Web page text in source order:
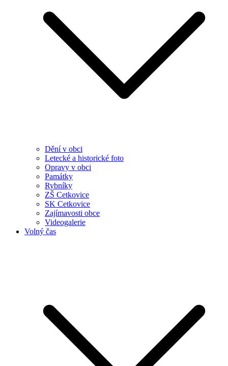
Dění v obci
Letecké a historické foto
Opravy v obci
Památky
Rybníky
ZŠ Cetkovice
SK Cetkovice
Zajímavosti obce
Videogalerie
Volný čas